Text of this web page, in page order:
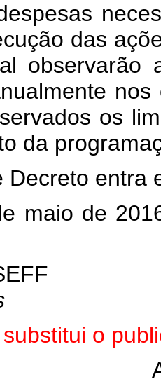
das
observarão
os
da
Decreto entra
maio de
o